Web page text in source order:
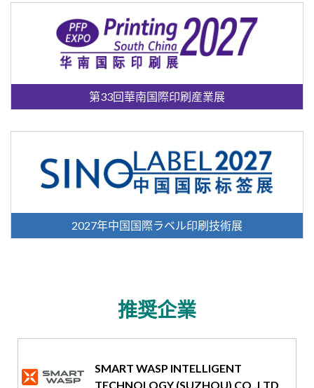
第33回華南国際印刷産業展
2027年中国国際ラベル印刷技術展
推奨企業
SMART WASP INTELLIGENT
TECHNOLOGY (SUZHOU) CO.,LTD